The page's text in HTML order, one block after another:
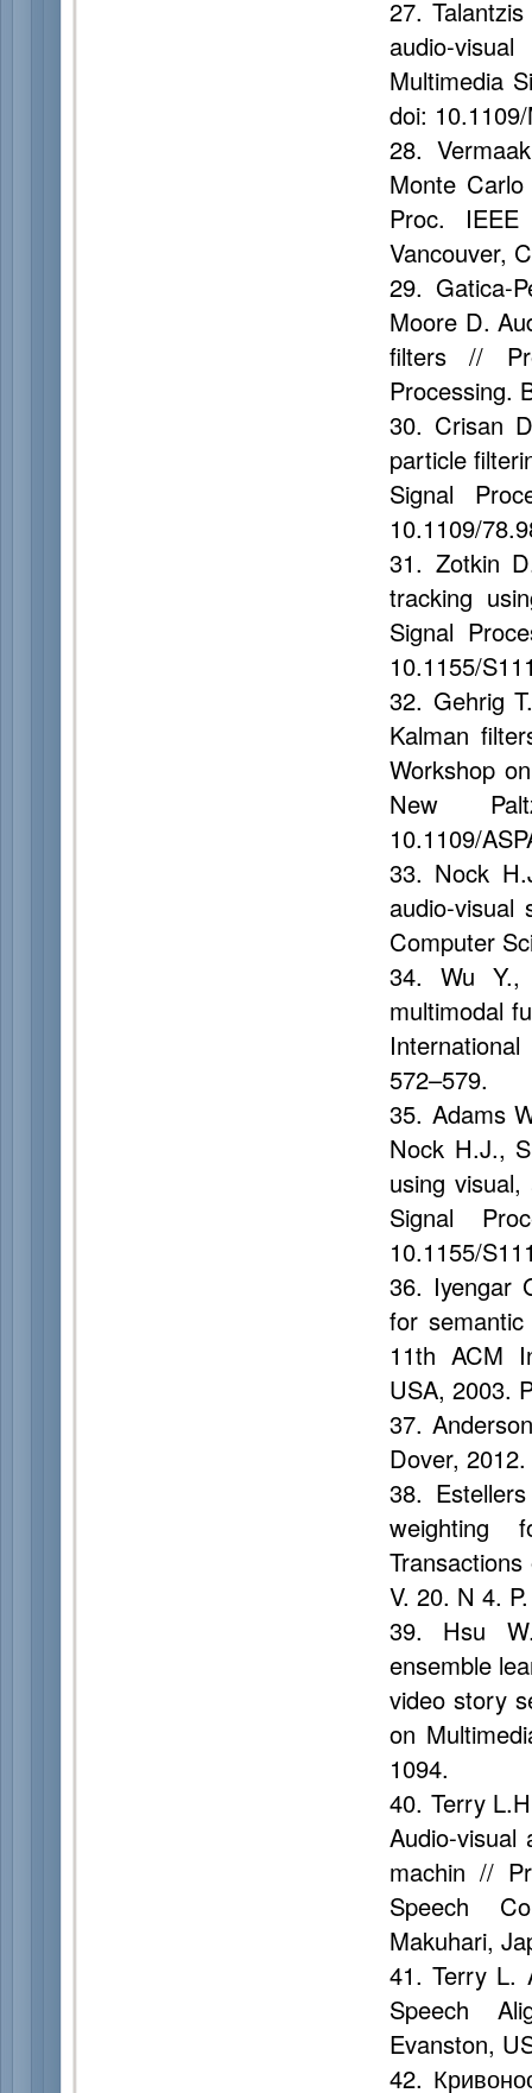
27.
audio-
Multimedia
doi:
28.
Monte
Proc. IEEE
Vancouver,
29. Gatica-
Moore D.
filters //
Processing.
30. Crisan
particle
Signal
10.1109/
31. Zotkin
tracking
Signal
10.1155/
32. Gehrig
Kalman
Workshop
New
10.1109/
33. Nock
audio-
Computer
34. Wu Y.,
multimodal
572–579.
35. Adams
Nock H.J.,
using
Signal
10.1155/
36. Iyengar
for
11th ACM
USA, 2003.
37.
Dover,
38.
weighting
V. 20. N 4.
39. Hsu
ensemble
video story
on
1094.
40. Terry
Audio-visual
machin //
Speech
Makuhari,
41. Terry L.
Speech
Evanston,
42.